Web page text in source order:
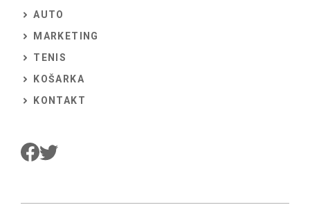
AUTO
MARKETING
TENIS
KOŠARKA
KONTAKT